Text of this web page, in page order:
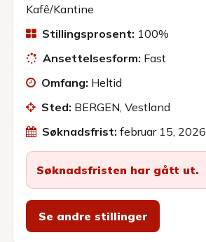
Kafê/Kantine
Stillingsprosent: 100%
Ansettelsesform: Fast
Omfang: Heltid
Sted: BERGEN, Vestland
Søknadsfrist: februar 15, 2026
Søknadsfristen har gått ut.
Se andre stillinger